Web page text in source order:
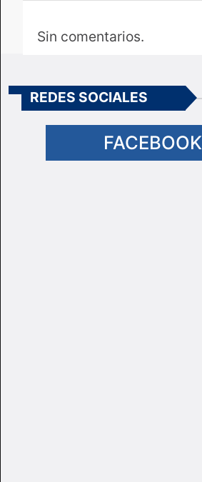
Sin comentarios.
REDES SOCIALES
FACEBOOK